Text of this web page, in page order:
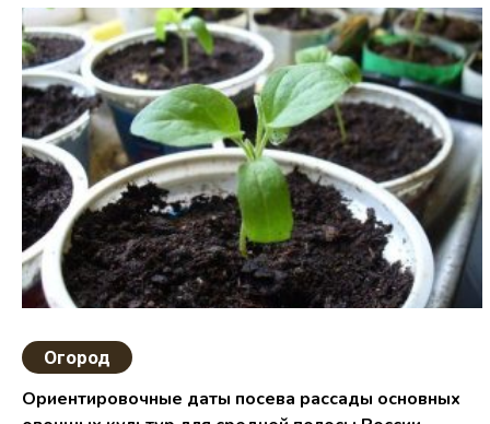
Огород
Ориентировочные даты посева рассады основных